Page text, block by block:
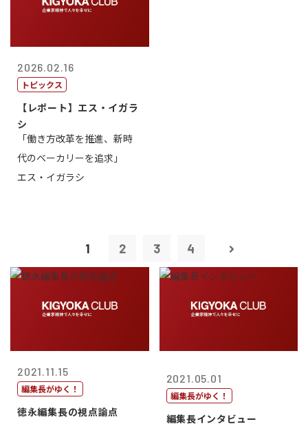
2026.02.16
トピックス
【レポート】エス・イガラ
シ
「働き方改革を推進、新時
代のベーカリーを追求」
エス・イガラシ
1 2 3 4
2021.11.15
編集長がゆく！
徳永編集長の視点論点
2021.05.01
編集長がゆく！
編集長インタビュー